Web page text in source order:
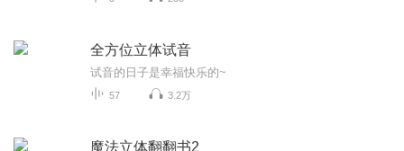
全方位立体试音
试音的日子是幸福快乐的~
57 3.2万
魔法立体翻翻书2